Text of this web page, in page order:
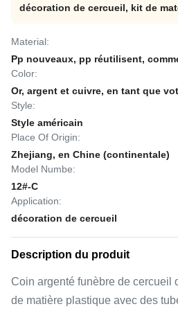
décoration de cercueil, kit de
Material:
Pp nouveaux, pp réutilisent,
Color:
Or, argent et cuivre, en tant que
Style:
Style américain
Place Of Origin:
Zhejiang, en Chine (continentale)
Model Numbe:
12#-C
Application:
décoration de cercueil
Description du produit
Coin argenté funèbre de cercueil
de matière plastique avec des